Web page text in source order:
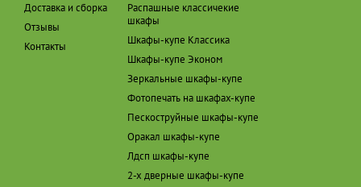
Доставка и сборка
Отзывы
Контакты
Распашные классичекие
шкафы
Шкафы-купе Классика
Шкафы-купе Эконом
Зеркальные шкафы-купе
Фотопечать на шкафах-купе
Пескоструйные шкафы-купе
Оракал шкафы-купе
Лдсп шкафы-купе
2-х дверные шкафы-купе